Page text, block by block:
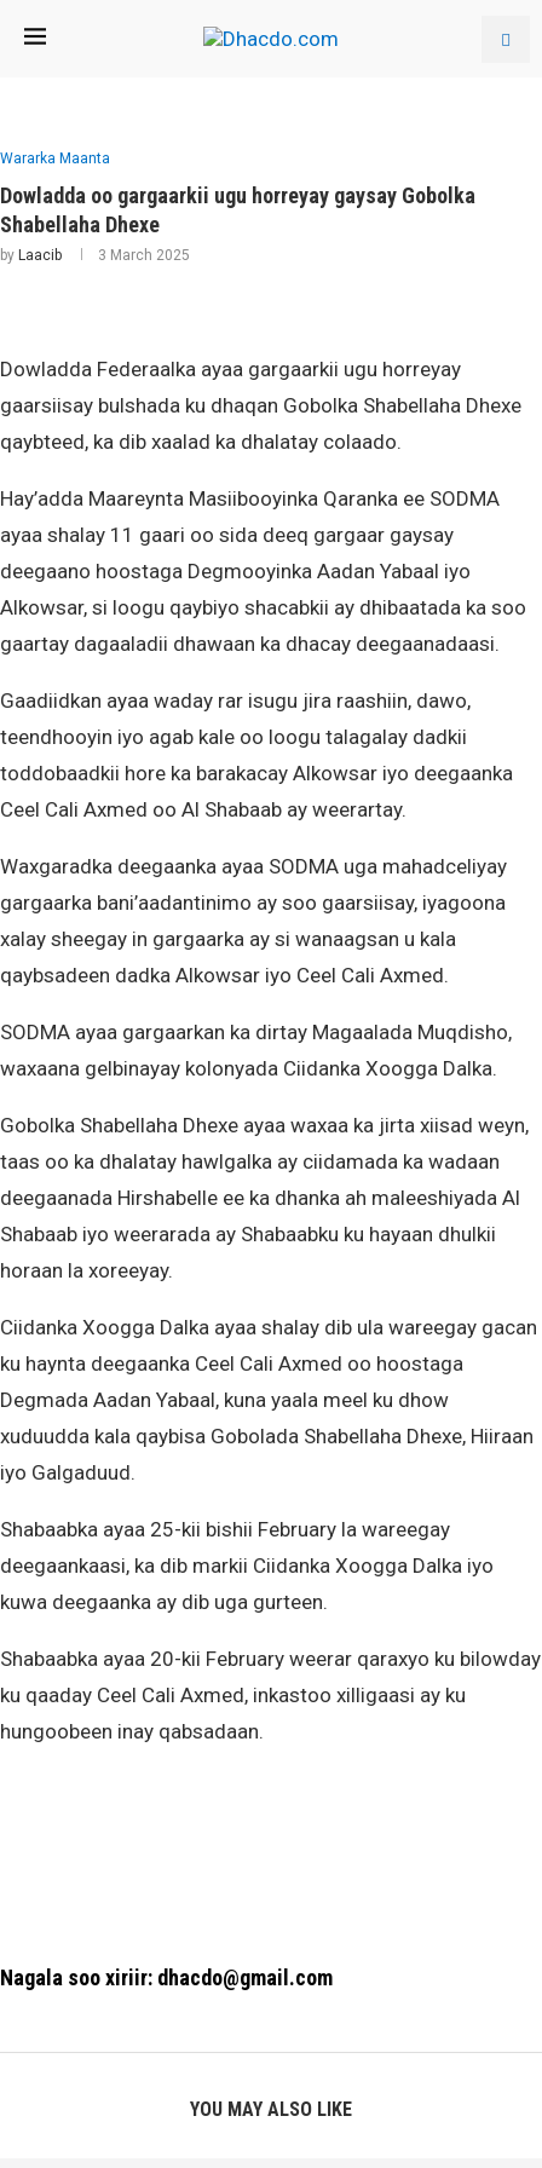
Wararka Maanta
Dowladda oo gargaarkii ugu horreyay gaysay Gobolka
Shabellaha Dhexe
by Laacib 3 March 2025
Dowladda Federaalka ayaa gargaarkii ugu horreyay
gaarsiisay bulshada ku dhaqan Gobolka Shabellaha Dhexe
qaybteed, ka dib xaalad ka dhalatay colaado.
Hay’adda Maareynta Masiibooyinka Qaranka ee SODMA
ayaa shalay 11 gaari oo sida deeq gargaar gaysay
deegaano hoostaga Degmooyinka Aadan Yabaal iyo
Alkowsar, si loogu qaybiyo shacabkii ay dhibaatada ka soo
gaartay dagaaladii dhawaan ka dhacay deegaanadaasi.
Gaadiidkan ayaa waday rar isugu jira raashiin, dawo,
teendhooyin iyo agab kale oo loogu talagalay dadkii
toddobaadkii hore ka barakacay Alkowsar iyo deegaanka
Ceel Cali Axmed oo Al Shabaab ay weerartay.
Waxgaradka deegaanka ayaa SODMA uga mahadceliyay
gargaarka bani’aadantinimo ay soo gaarsiisay, iyagoona
xalay sheegay in gargaarka ay si wanaagsan u kala
qaybsadeen dadka Alkowsar iyo Ceel Cali Axmed.
SODMA ayaa gargaarkan ka dirtay Magaalada Muqdisho,
waxaana gelbinayay kolonyada Ciidanka Xoogga Dalka.
Gobolka Shabellaha Dhexe ayaa waxaa ka jirta xiisad weyn,
taas oo ka dhalatay hawlgalka ay ciidamada ka wadaan
deegaanada Hirshabelle ee ka dhanka ah maleeshiyada Al
Shabaab iyo weerarada ay Shabaabku ku hayaan dhulkii
horaan la xoreeyay.
Ciidanka Xoogga Dalka ayaa shalay dib ula wareegay gacan
ku haynta deegaanka Ceel Cali Axmed oo hoostaga
Degmada Aadan Yabaal, kuna yaala meel ku dhow
xuduudda kala qaybisa Gobolada Shabellaha Dhexe, Hiiraan
iyo Galgaduud.
Shabaabka ayaa 25-kii bishii February la wareegay
deegaankaasi, ka dib markii Ciidanka Xoogga Dalka iyo
kuwa deegaanka ay dib uga gurteen.
Shabaabka ayaa 20-kii February weerar qaraxyo ku bilowday
ku qaaday Ceel Cali Axmed, inkastoo xilligaasi ay ku
hungoobeen inay qabsadaan.
Nagala soo xiriir: dhacdo@gmail.com
YOU MAY ALSO LIKE